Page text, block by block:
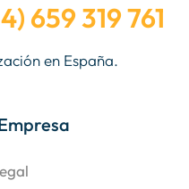
659 319 761
en España.